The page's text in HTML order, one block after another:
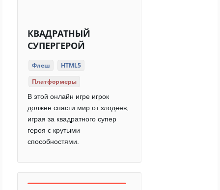
КВАДРАТНЫЙ
СУПЕРГЕРОЙ
Флеш
HTML5
Платформеры
В этой онлайн игре игрок
должен спасти мир от злодеев,
играя за квадратного супер
героя с крутыми
способностями.